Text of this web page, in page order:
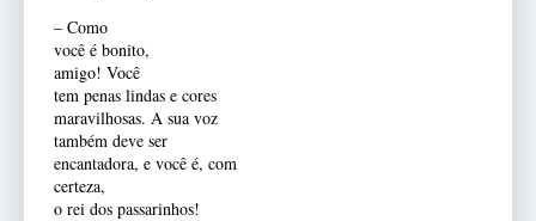
– Como
você é bonito,
amigo! Você
tem penas lindas e cores
maravilhosas. A sua voz
também deve ser
encantadora, e você é, com
certeza,
o rei dos passarinhos!